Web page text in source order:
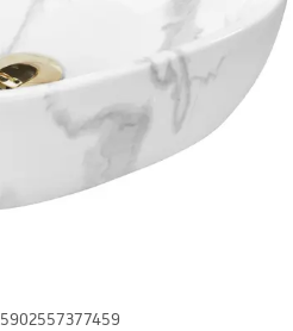
5902557377459